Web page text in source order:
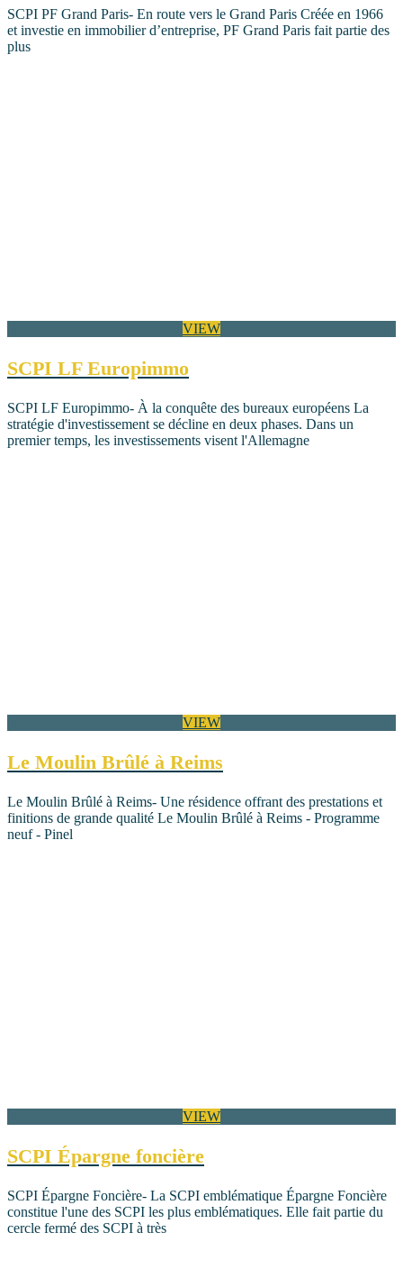
SCPI PF Grand Paris- En route vers le Grand Paris Créée en 1966
et investie en immobilier d’entreprise, PF Grand Paris fait partie des
plus
VIEW
SCPI LF Europimmo
SCPI LF Europimmo- À la conquête des bureaux européens La
stratégie d'investissement se décline en deux phases. Dans un
premier temps, les investissements visent l'Allemagne
VIEW
Le Moulin Brûlé à Reims
Le Moulin Brûlé à Reims- Une résidence offrant des prestations et
finitions de grande qualité Le Moulin Brûlé à Reims - Programme
neuf - Pinel
VIEW
SCPI Épargne foncière
SCPI Épargne Foncière- La SCPI emblématique Épargne Foncière
constitue l'une des SCPI les plus emblématiques. Elle fait partie du
cercle fermé des SCPI à très